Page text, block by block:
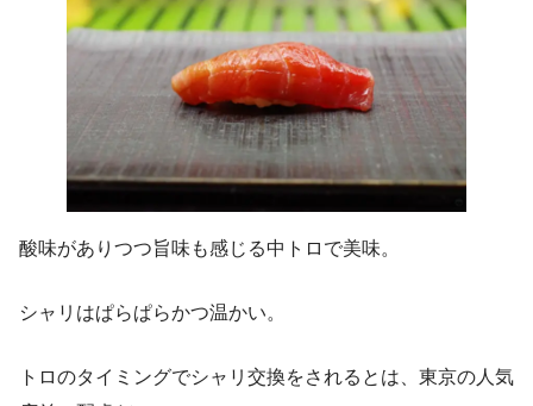
酸味がありつつ旨味も感じる中トロで美味。
シャリはぱらぱらかつ温かい。
トロのタイミングでシャリ交換をされるとは、東京の人気